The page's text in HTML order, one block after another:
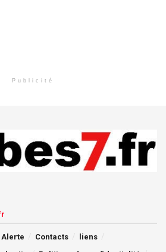
Publicité
Contacts
liens